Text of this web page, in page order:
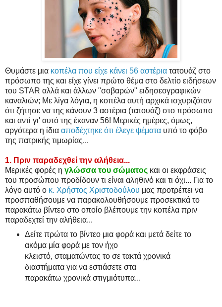
Θυμάστε μια κοπέλα που είχε κάνει 56 αστέρια τατουάζ στο
πρόσωπο της και είχε γίνει πρώτο θέμα στο δελτίο ειδήσεων
του STAR αλλά και άλλων "σοβαρών" ειδησεογραφικών
καναλιών; Με λίγα λόγια, η κοπέλα αυτή αρχικά ισχυριζόταν
ότι ζήτησε να της κάνουν 3 αστέρια (τατουάζ) στο πρόσωπο
και αντί γι' αυτό της έκαναν 56! Μερικές ημέρες, όμως,
αργότερα η ίδια αποδέχτηκε ότι έλεγε ψέματα υπό το φόβο
της πατρικής τιμωρίας...
1. Πριν παραδεχθεί την αλήθεια...
Μερικές φορές η γλώσσα του σώματος και οι εκφράσεις
του προσώπου προδίδουν τι είναι αληθινό και τι όχι... Για το
λόγο αυτό ο κ. Χρήστος Χριστοδούλου μας προτρέπει να
προσπαθήσουμε να παρακολουθήσουμε προσεκτικά το
παρακάτω βίντεο στο οποίο βλέπουμε την κοπέλα πριν
παραδεχτεί την αλήθεια...
Δείτε πρώτα το βίντεο μια φορά και μετά δείτε το
ακόμα μία φορά με τον ήχο
κλειστό, σταματώντας το σε τακτά χρονικά
διαστήματα για να εστιάσετε στα
παρακάτω χρονικά στιγμιότυπα...